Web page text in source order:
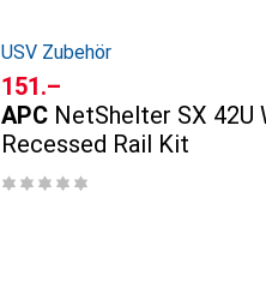
USV Zubehör
CHF
151.–
APC NetShelter SX 42U
Recessed Rail Kit